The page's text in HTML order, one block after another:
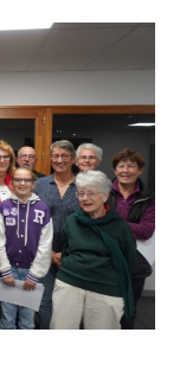
: le repas
2025 Xavier D.